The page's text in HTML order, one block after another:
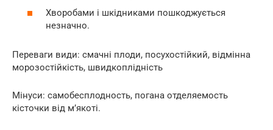
Хворобами і шкідниками пошкоджується
незначно.
Переваги види: смачні плоди, посухостійкий, відмінна
морозостійкість, швидкоплідність
Мінуси: самобесплодность, погана отделяемость
кісточки від м’якоті.